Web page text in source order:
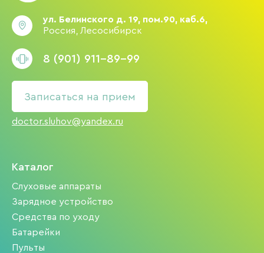
ул. Белинского д. 19, пом.90, каб.6,
Россия, Лесосибирск
8 (901) 911-89-99
Записаться на прием
doctor.sluhov@yandex.ru
Каталог
Слуховые аппараты
Зарядное устройство
Средства по уходу
Батарейки
Пульты